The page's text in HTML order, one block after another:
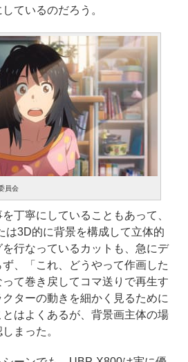
ているのだろう。
員会
丁寧にしていることもあって、
は3D的に背景を構成して立体的
行なっているカットも、急にデ
、「これ、どうやって作画した
て巻き戻してコマ送りで再生す
ターの動きを細かく見るために
はよくあるが、背景画主体の場
まった。